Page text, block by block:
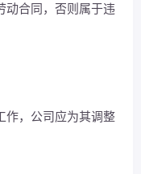
动合同，否则属于违
作，公司应为其调整